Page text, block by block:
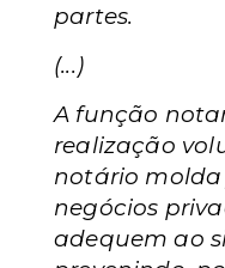
partes.
(...)
A função
realização
notário
negócios
adequem ao